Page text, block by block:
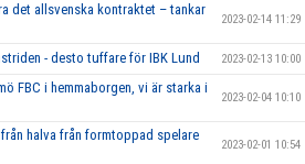
det allsvenska kontraktet – tankar
2023-02-14 11:29
- desto tuffare för IBK Lund 2023-02-13 10:00
FBC i hemmaborgen, vi är starka i
2023-02-04 10:10
halva från formtoppad spelare
2023-02-01 10:54